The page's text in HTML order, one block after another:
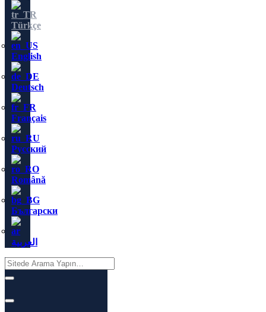
Türkçe
English
Deutsch
Français
Русский
Română
Български
العربية